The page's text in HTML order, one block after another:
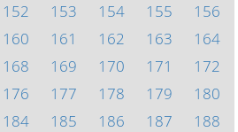
152 153 154 155
156
160 161 162 163
164
168 169 170 171
172
176 177 178 179
180
184 185 186 187
188